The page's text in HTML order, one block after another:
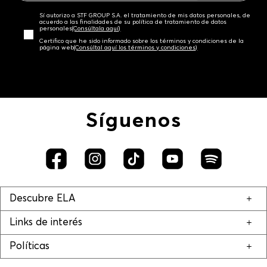
Sí autorizo a STF GROUP S.A. el tratamiento de mis datos personales, de
acuerdo a las finalidades de su política de tratamiento de datos
personales‎(Consúltala aquí)
Certifico que he sido informado sobre los términos y condiciones de la
página web‎(Consúltal aquí los términos y condiciones)
Síguenos
Descubre ELA
Links de interés
Políticas